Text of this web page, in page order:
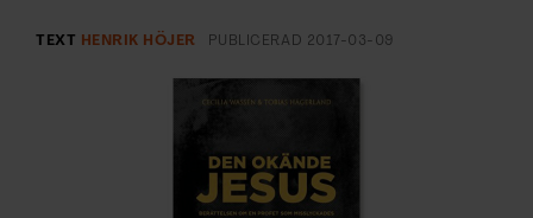
LYSSNA/PODD
TEXT HENRIK HÖJER PUBLICERAD 2017-03-09